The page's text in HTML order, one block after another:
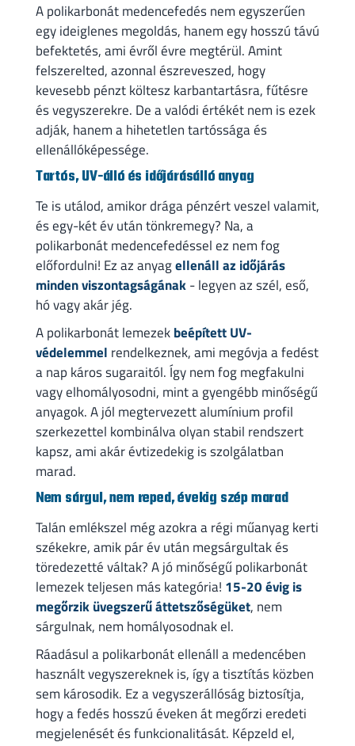
A polikarbonát medencefedés nem egyszerűen
egy ideiglenes megoldás, hanem egy hosszú távú
befektetés, ami évről évre megtérül. Amint
felszerelted, azonnal észreveszed, hogy
kevesebb pénzt költesz karbantartásra, fűtésre
és vegyszerekre. De a valódi értékét nem is ezek
adják, hanem a hihetetlen tartóssága és
ellenállóképessége.
Tartós, UV-álló és időjárásálló anyag
Te is utálod, amikor drága pénzért veszel valamit,
és egy-két év után tönkremegy? Na, a
polikarbonát medencefedéssel ez nem fog
előfordulni! Ez az anyagellenáll az időjárás
minden viszontagságának- legyen az szél, eső,
hó vagy akár jég.
A polikarbonát lemezekbeépített UV-
védelemmel rendelkeznek, ami megóvja a fedést
a nap káros sugaraitól. Így nem fog megfakulni
vagy elhomályosodni, mint a gyengébb minőségű
anyagok. A jól megtervezett alumínium profil
szerkezettel kombinálva olyan stabil rendszert
kapsz, ami akár évtizedekig is szolgálatban
marad.
Nem sárgul, nem reped, évekig szép marad
Talán emlékszel még azokra a régi műanyag kerti
székekre, amik pár év után megsárgultak és
töredezetté váltak? A jó minőségű polikarbonát
lemezek teljesen más kategória! 15-20 évig is
megőrzik üvegszerű áttetszőségüket, nem
sárgulnak, nem homályosodnak el.
Ráadásul a polikarbonát ellenáll a medencében
használt vegyszereknek is, így a tisztítás közben
sem károsodik. Ez a vegyszerállóság biztosítja,
hogy a fedés hosszú éveken át megőrzi eredeti
megjelenését és funkcionalitását. Képzeld el,